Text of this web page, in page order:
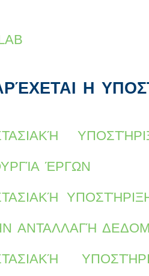
η
έργων
ανταλλαγή